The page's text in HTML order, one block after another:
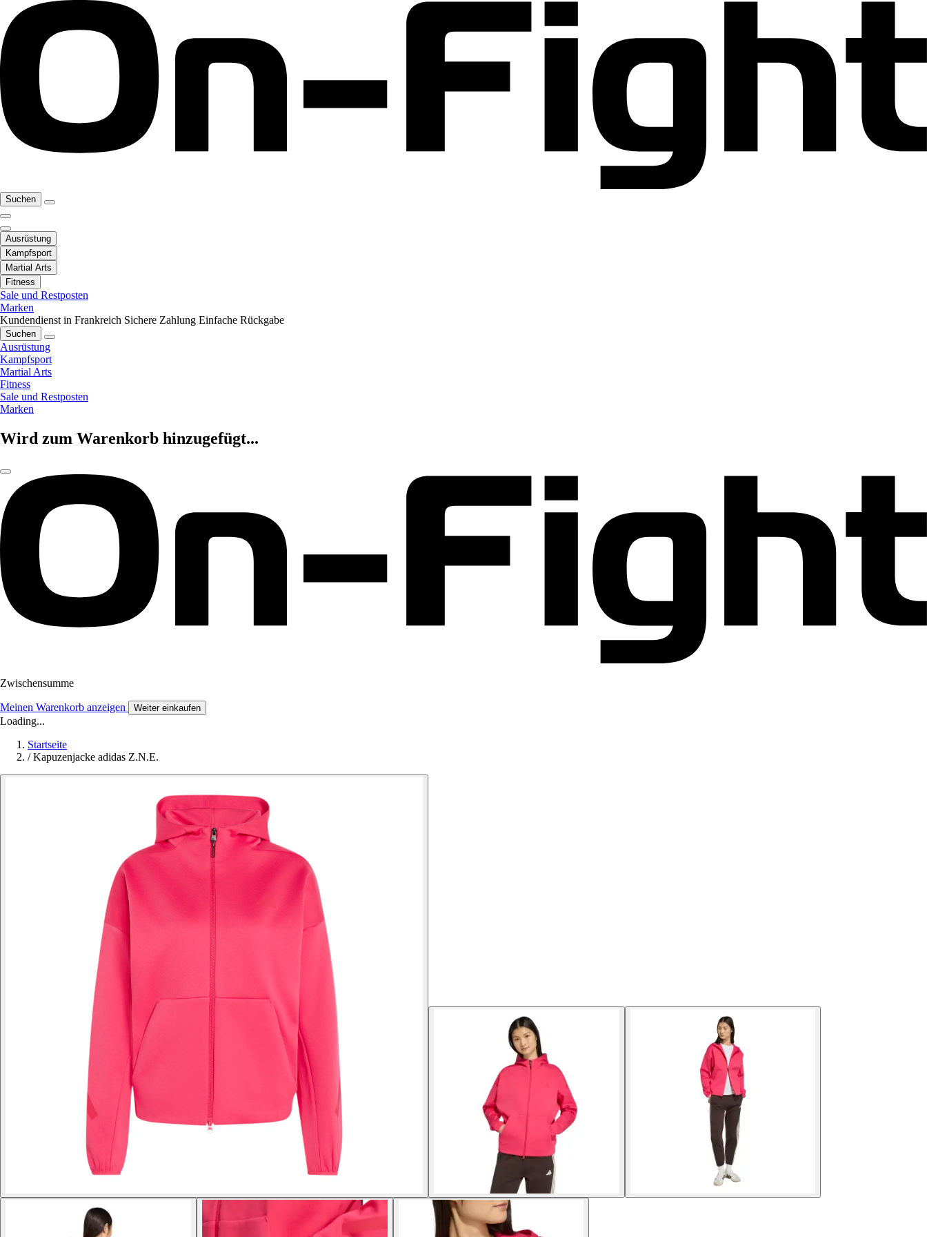
Suchen
Ausrüstung
Kampfsport
Martial Arts
Fitness
Sale und Restposten
Marken
Kundendienst in Frankreich Sichere Zahlung Einfache Rückgabe
Suchen
Ausrüstung
Kampfsport
Martial Arts
Fitness
Sale und Restposten
Marken
Wird zum Warenkorb hinzugefügt...
Zwischensumme
Meinen Warenkorb anzeigen Weiter einkaufen
Loading...
Startseite
/ Kapuzenjacke adidas Z.N.E.